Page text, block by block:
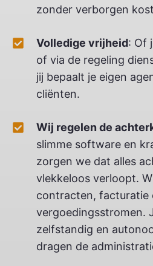
zonder verborgen
Volledige vrijheid: Of
of via de regeling
jij bepaalt je eigen
cliënten.
Wij regelen de
slimme software en
zorgen we dat alles
vlekkeloos verloopt.
contracten, facturatie
vergoedingsstromen.
zelfstandig en
dragen de